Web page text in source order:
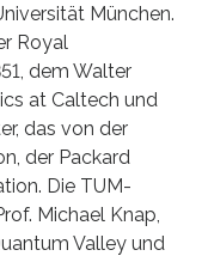
München.
Royal
dem Walter
at Caltech und
das von der
der Packard
Die TUM-
Michael Knap,
Valley und